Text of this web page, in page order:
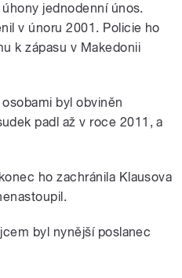
jednodenní únos.
v únoru 2001. Policie ho
k zápasu v Makedonii
byl obviněn
padl až v roce 2011, a
ho zachránila Klausova
byl nynější poslanec